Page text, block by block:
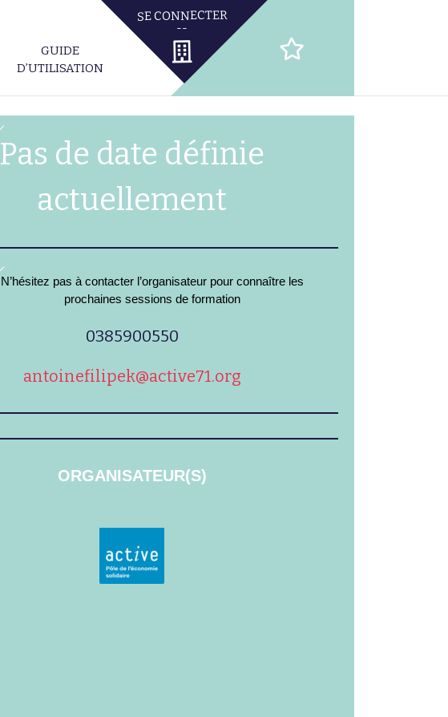
GUIDE
D’UTILISATION
Pas de date définie
actuellement
N’hésitez pas à contacter l’organisateur pour connaître les
prochaines sessions de formation
0385900550
antoinefilipek@active71.org
ORGANISATEUR(S)